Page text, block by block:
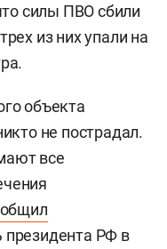
силы ПВО сбили
из них упали на
объекта
не пострадал.
все
президента РФ в